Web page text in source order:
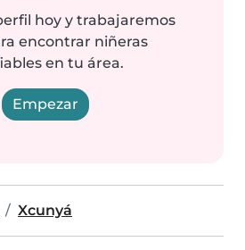
hoy y trabajaremos
encontrar niñeras
en tu área.
Empezar
Xcunyá